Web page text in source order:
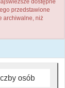
dostępne
przedstawione
archiwalne, niż
osób